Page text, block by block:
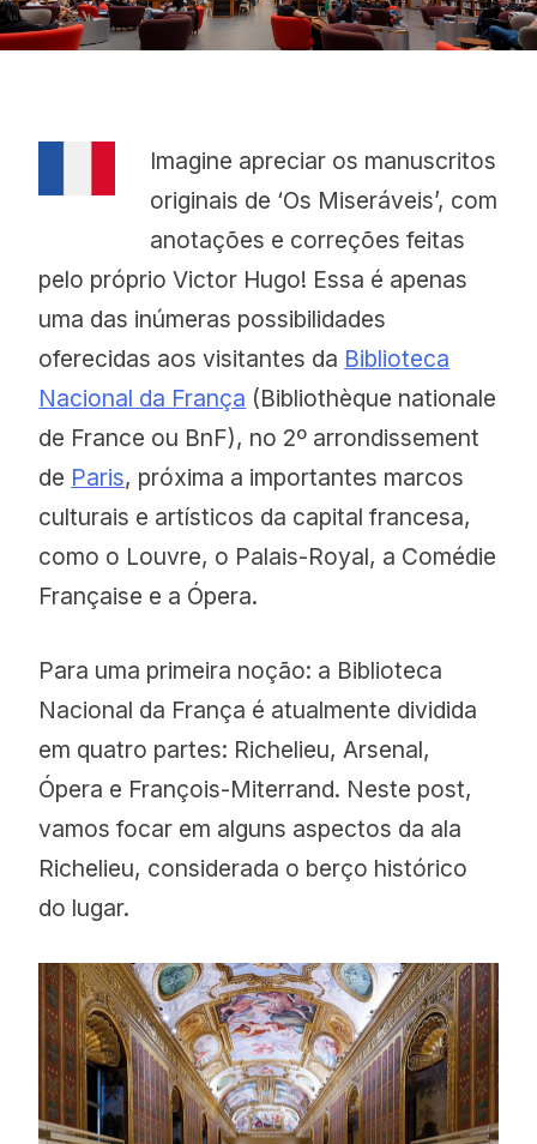
Imagine apreciar os manuscritos
originais de ‘Os Miseráveis’, com
anotações e correções feitas
pelo próprio Victor Hugo! Essa é apenas
uma das inúmeras possibilidades
oferecidas aos visitantes da Biblioteca
Nacional da França (Bibliothèque nationale
de France ou BnF), no 2º arrondissement
de Paris, próxima a importantes marcos
culturais e artísticos da capital francesa,
como o Louvre, o Palais-Royal, a Comédie
Française e a Ópera.
Para uma primeira noção: a Biblioteca
Nacional da França é atualmente dividida
em quatro partes: Richelieu, Arsenal,
Ópera e François-Miterrand. Neste post,
vamos focar em alguns aspectos da ala
Richelieu, considerada o berço histórico
do lugar.